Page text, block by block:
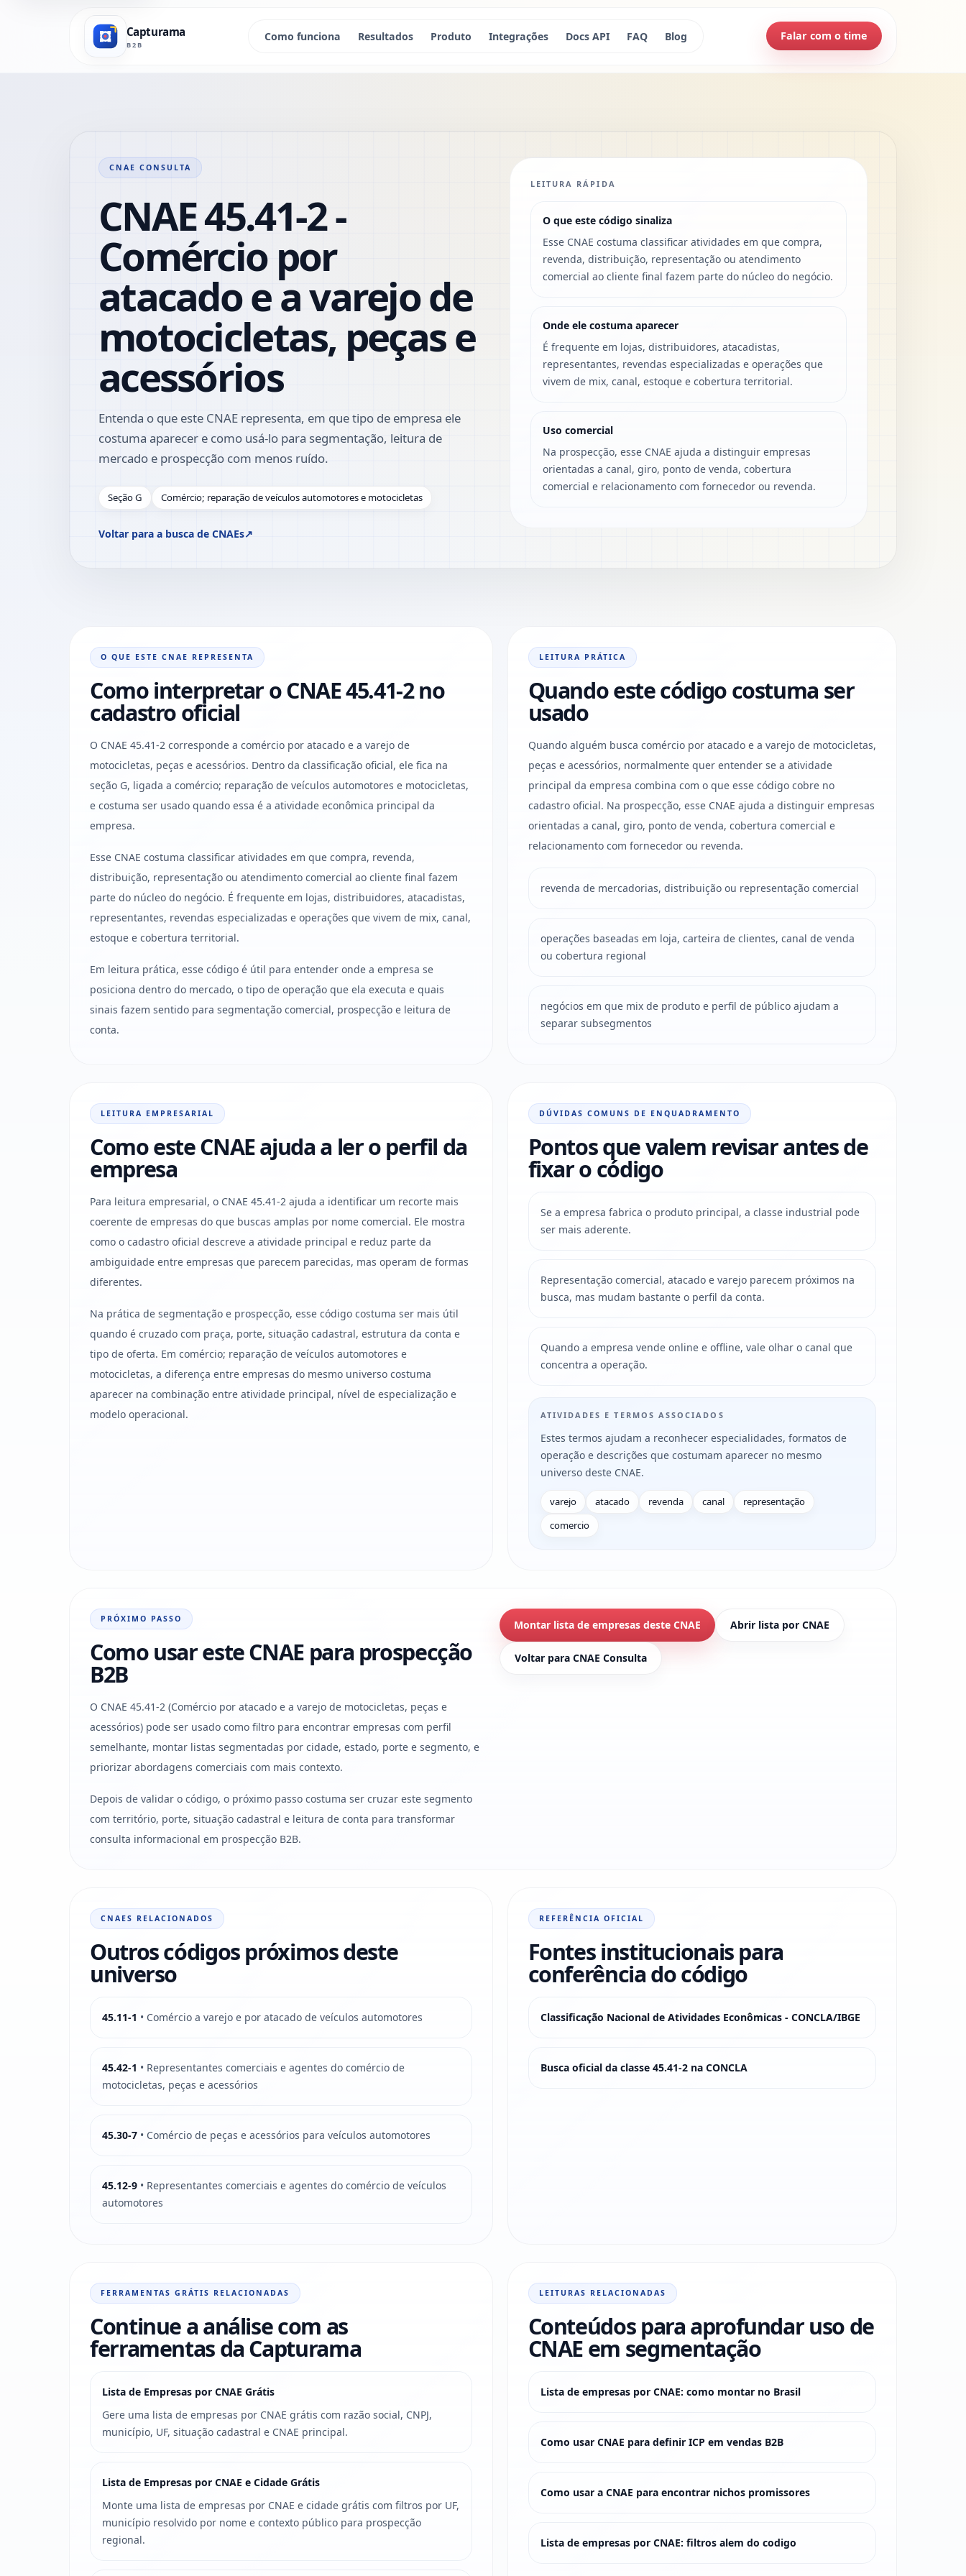
Capturama
B2B
Como funciona Resultados Produto Integrações Docs API FAQ Blog Falar com o time
CNAE CONSULTA
CNAE 45.41-2 -
Comércio por
atacado e a varejo de
motocicletas, peças e
acessórios
Entenda o que este CNAE representa, em que tipo de empresa ele
costuma aparecer e como usá-lo para segmentação, leitura de
mercado e prospecção com menos ruído.
Seção G Comércio; reparação de veículos automotores e motocicletas
Voltar para a busca de CNAEs↗
LEITURA RÁPIDA
O que este código sinaliza
Esse CNAE costuma classificar atividades em que compra,
revenda, distribuição, representação ou atendimento
comercial ao cliente final fazem parte do núcleo do negócio.
Onde ele costuma aparecer
É frequente em lojas, distribuidores, atacadistas,
representantes, revendas especializadas e operações que
vivem de mix, canal, estoque e cobertura territorial.
Uso comercial
Na prospecção, esse CNAE ajuda a distinguir empresas
orientadas a canal, giro, ponto de venda, cobertura
comercial e relacionamento com fornecedor ou revenda.
O QUE ESTE CNAE REPRESENTA
Como interpretar o CNAE 45.41-2 no
cadastro oficial
O CNAE 45.41-2 corresponde a comércio por atacado e a varejo de
motocicletas, peças e acessórios. Dentro da classificação oficial, ele fica na
seção G, ligada a comércio; reparação de veículos automotores e motocicletas,
e costuma ser usado quando essa é a atividade econômica principal da
empresa.
Esse CNAE costuma classificar atividades em que compra, revenda,
distribuição, representação ou atendimento comercial ao cliente final fazem
parte do núcleo do negócio. É frequente em lojas, distribuidores, atacadistas,
representantes, revendas especializadas e operações que vivem de mix, canal,
estoque e cobertura territorial.
Em leitura prática, esse código é útil para entender onde a empresa se
posiciona dentro do mercado, o tipo de operação que ela executa e quais
sinais fazem sentido para segmentação comercial, prospecção e leitura de
conta.
LEITURA PRÁTICA
Quando este código costuma ser
usado
Quando alguém busca comércio por atacado e a varejo de motocicletas,
peças e acessórios, normalmente quer entender se a atividade
principal da empresa combina com o que esse código cobre no
cadastro oficial. Na prospecção, esse CNAE ajuda a distinguir empresas
orientadas a canal, giro, ponto de venda, cobertura comercial e
relacionamento com fornecedor ou revenda.
revenda de mercadorias, distribuição ou representação comercial
operações baseadas em loja, carteira de clientes, canal de venda
ou cobertura regional
negócios em que mix de produto e perfil de público ajudam a
separar subsegmentos
LEITURA EMPRESARIAL
Como este CNAE ajuda a ler o perfil da
empresa
Para leitura empresarial, o CNAE 45.41-2 ajuda a identificar um recorte mais
coerente de empresas do que buscas amplas por nome comercial. Ele mostra
como o cadastro oficial descreve a atividade principal e reduz parte da
ambiguidade entre empresas que parecem parecidas, mas operam de formas
diferentes.
Na prática de segmentação e prospecção, esse código costuma ser mais útil
quando é cruzado com praça, porte, situação cadastral, estrutura da conta e
tipo de oferta. Em comércio; reparação de veículos automotores e
motocicletas, a diferença entre empresas do mesmo universo costuma
aparecer na combinação entre atividade principal, nível de especialização e
modelo operacional.
DÚVIDAS COMUNS DE ENQUADRAMENTO
Pontos que valem revisar antes de
fixar o código
Se a empresa fabrica o produto principal, a classe industrial pode
ser mais aderente.
Representação comercial, atacado e varejo parecem próximos na
busca, mas mudam bastante o perfil da conta.
Quando a empresa vende online e offline, vale olhar o canal que
concentra a operação.
ATIVIDADES E TERMOS ASSOCIADOS
Estes termos ajudam a reconhecer especialidades, formatos de
operação e descrições que costumam aparecer no mesmo
universo deste CNAE.
varejo atacado revenda canal
representação
comercio
PRÓXIMO PASSO
Como usar este CNAE para prospecção
B2B
O CNAE 45.41-2 (Comércio por atacado e a varejo de motocicletas, peças e
acessórios) pode ser usado como filtro para encontrar empresas com perfil
semelhante, montar listas segmentadas por cidade, estado, porte e segmento, e
priorizar abordagens comerciais com mais contexto.
Depois de validar o código, o próximo passo costuma ser cruzar este segmento
com território, porte, situação cadastral e leitura de conta para transformar
consulta informacional em prospecção B2B.
Montar lista de empresas deste CNAE Abrir lista por CNAE
Voltar para CNAE Consulta
CNAES RELACIONADOS
Outros códigos próximos deste
universo
45.11-1 • Comércio a varejo e por atacado de veículos automotores
45.42-1 • Representantes comerciais e agentes do comércio de
motocicletas, peças e acessórios
45.30-7 • Comércio de peças e acessórios para veículos automotores
45.12-9 • Representantes comerciais e agentes do comércio de veículos
automotores
REFERÊNCIA OFICIAL
Fontes institucionais para
conferência do código
Classificação Nacional de Atividades Econômicas - CONCLA/IBGE
Busca oficial da classe 45.41-2 na CONCLA
FERRAMENTAS GRÁTIS RELACIONADAS
Continue a análise com as
ferramentas da Capturama
Lista de Empresas por CNAE Grátis
Gere uma lista de empresas por CNAE grátis com razão social, CNPJ,
município, UF, situação cadastral e CNAE principal.
Lista de Empresas por CNAE e Cidade Grátis
Monte uma lista de empresas por CNAE e cidade grátis com filtros por UF,
município resolvido por nome e contexto público para prospecção
regional.
LEITURAS RELACIONADAS
Conteúdos para aprofundar uso de
CNAE em segmentação
Lista de empresas por CNAE: como montar no Brasil
Como usar CNAE para definir ICP em vendas B2B
Como usar a CNAE para encontrar nichos promissores
Lista de empresas por CNAE: filtros alem do codigo